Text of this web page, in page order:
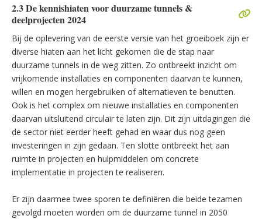
2.3 De kennishiaten voor duurzame tunnels &
deelprojecten 2024
Bij de oplevering van de eerste versie van het groeiboek zijn er
diverse hiaten aan het licht gekomen die de stap naar
duurzame tunnels in de weg zitten. Zo ontbreekt inzicht om
vrijkomende installaties en componenten daarvan te kunnen,
willen en mogen hergebruiken of alternatieven te benutten.
Ook is het complex om nieuwe installaties en componenten
daarvan uitsluitend circulair te laten zijn. Dit zijn uitdagingen die
de sector niet eerder heeft gehad en waar dus nog geen
investeringen in zijn gedaan. Ten slotte ontbreekt het aan
ruimte in projecten en hulpmiddelen om concrete
implementatie in projecten te realiseren.
Er zijn daarmee twee sporen te definiëren die beide tezamen
gevolgd moeten worden om de duurzame tunnel in 2050